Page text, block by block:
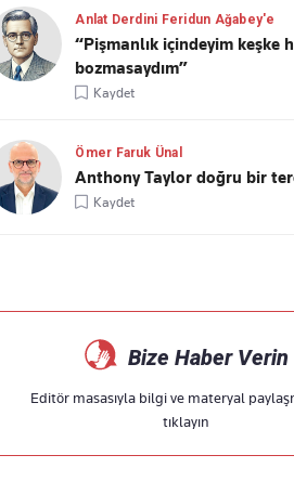
Anlat Derdini Feridun Ağabey'e
“Pişmanlık içindeyim keşke
bozmasaydım”
Kaydet
Ömer Faruk Ünal
Anthony Taylor doğru bir
Kaydet
Bize Haber Verin
Editör masasıyla bilgi ve materyal
tıklayın